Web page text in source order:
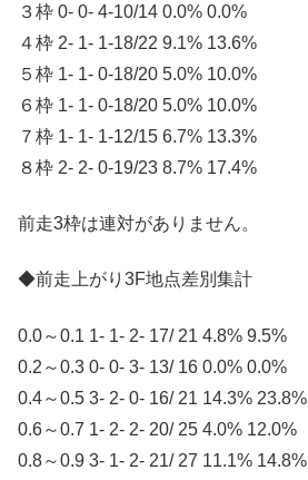
３枠 0- 0- 4-10/14 0.0% 0.0%
４枠 2- 1- 1-18/22 9.1% 13.6%
５枠 1- 1- 0-18/20 5.0% 10.0%
６枠 1- 1- 0-18/20 5.0% 10.0%
７枠 1- 1- 1-12/15 6.7% 13.3%
８枠 2- 2- 0-19/23 8.7% 17.4%
前走3枠は連対がありません。
◆前走上がり3F地点差別集計
0.0～0.1 1- 1- 2- 17/ 21 4.8% 9.5%
0.2～0.3 0- 0- 3- 13/ 16 0.0% 0.0%
0.4～0.5 3- 2- 0- 16/ 21 14.3% 23.8%
0.6～0.7 1- 2- 2- 20/ 25 4.0% 12.0%
0.8～0.9 3- 1- 2- 21/ 27 11.1% 14.8%